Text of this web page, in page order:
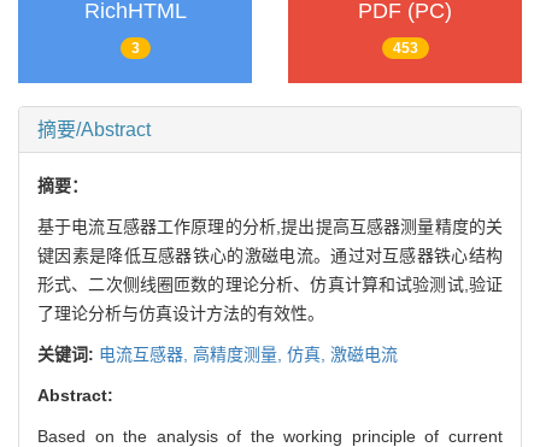
RichHTML
3
PDF (PC)
453
摘要/Abstract
摘要：
基于电流互感器工作原理的分析,提出提高互感器测量精度的关
键因素是降低互感器铁心的激磁电流。通过对互感器铁心结构
形式、二次侧线圈匝数的理论分析、仿真计算和试验测试,验证
了理论分析与仿真设计方法的有效性。
关键词: 电流互感器, 高精度测量, 仿真, 激磁电流
Abstract:
Based on the analysis of the working principle of current